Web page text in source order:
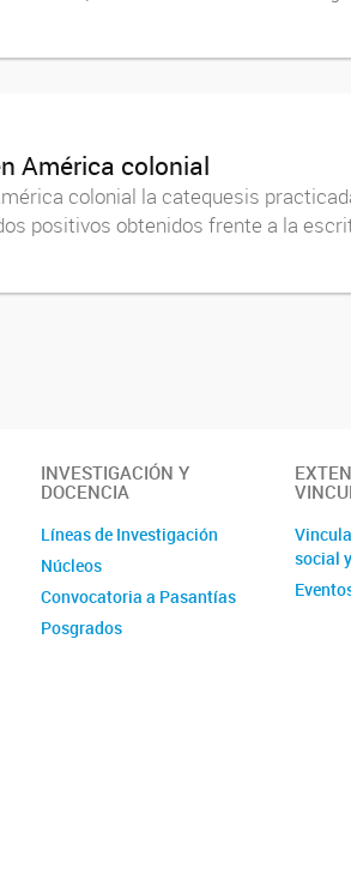
América colonial
colonial la catequesis
positivos obtenidos frente a la
INVESTIGACIÓN Y
DOCENCIA
Líneas de Investigación
Núcleos
Convocatoria a Pasantías
Posgrados
social